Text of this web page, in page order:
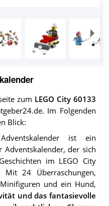
zum LEGO City 60133
Im Folgenden
Blick:
ist ein
Adventskalender, der sich
im LEGO City
24 Überraschungen,
und ein Hund,
und das fantasievolle